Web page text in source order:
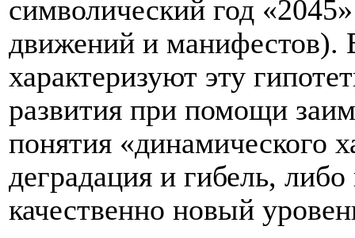
символический год
движений и
характеризуют эту
развития при помощи
понятия «динамического
деградация и гибель,
качественно новый